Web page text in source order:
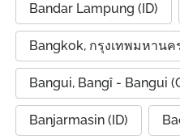
Bandar Lampung (ID)
Bangkok, กรุงเทพมหานค
Bangui, Bangî - Bangui
Banjarmasin (ID)